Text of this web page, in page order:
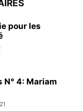
pour les
4: Mariam